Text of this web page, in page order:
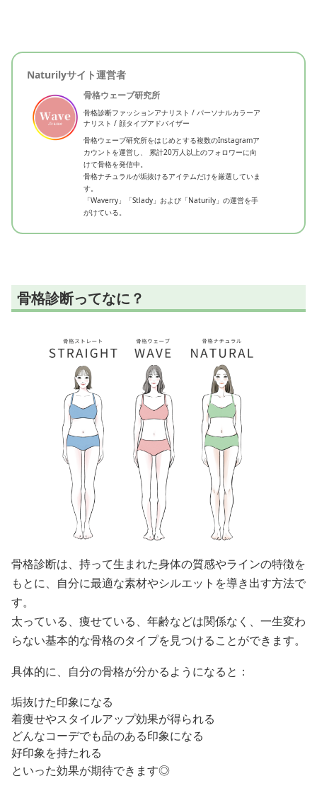
Naturilyサイト運営者
骨格ウェーブ研究所
骨格診断ファッションアナリスト / パーソナルカラーア
ナリスト / 顔タイプアドバイザー
骨格ウェーブ研究所をはじめとする複数のInstagramア
カウントを運営し、 累計20万人以上のフォロワーに向
けて骨格を発信中。
骨格ナチュラルが垢抜けるアイテムだけを厳選していま
す。
「Waverry」「Stlady」および「Naturily」の運営を手
がけている。
骨格診断ってなに？
骨格診断は、持って生まれた身体の質感やラインの特徴を
もとに、自分に最適な素材やシルエットを導き出す方法で
す。
太っている、痩せている、年齢などは関係なく、一生変わ
らない基本的な骨格のタイプを見つけることができます。
具体的に、自分の骨格が分かるようになると：
垢抜けた印象になる
着痩せやスタイルアップ効果が得られる
どんなコーデでも品のある印象になる
好印象を持たれる
といった効果が期待できます◎